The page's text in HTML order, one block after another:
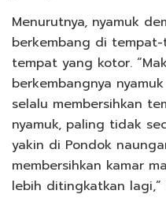
Menurutnya, nyamuk
berkembang di
tempat yang kotor.
berkembangnya
selalu membersihkan
nyamuk, paling tidak
yakin di Pondok
membersihkan kamar
lebih ditingkatkan lagi,”